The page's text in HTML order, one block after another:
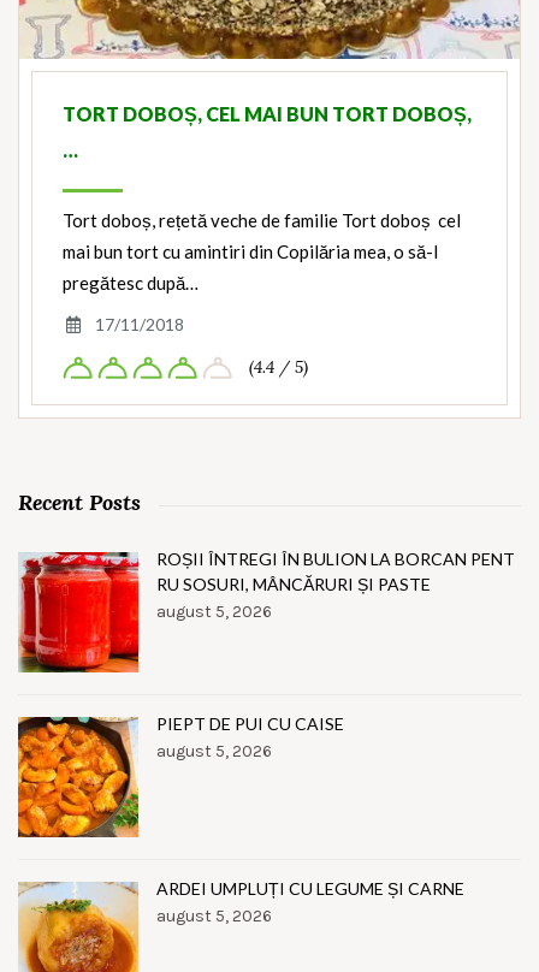
TORT DOBOȘ, CEL MAI BUN TORT DOBOȘ,
…
Tort doboș, rețetă veche de familie Tort doboș cel
mai bun tort cu amintiri din Copilăria mea, o să-l
pregătesc după…
17/11/2018
(4.4 / 5)
Recent Posts
ROȘII ÎNTREGI ÎN BULION LA BORCAN PENT
RU SOSURI, MÂNCĂRURI ȘI PASTE
august 5, 2026
PIEPT DE PUI CU CAISE
august 5, 2026
ARDEI UMPLUȚI CU LEGUME ȘI CARNE
august 5, 2026